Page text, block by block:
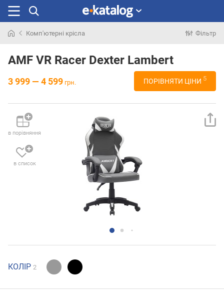
раніше
Комп'ютерні крісла Фільтр
AMF VR Racer Dexter Lambert
3 999 — 4 599 грн. ПОРІВНЯТИ ЦІНИ 5
в порівняння
в список
КОЛІР 2